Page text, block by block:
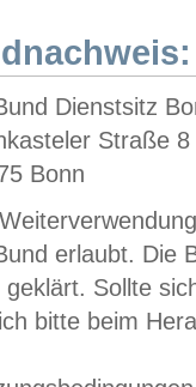
Dienstsitz
Straße 8
Bonn
erlaubt. Die
geklärt. Sollte
bitte beim